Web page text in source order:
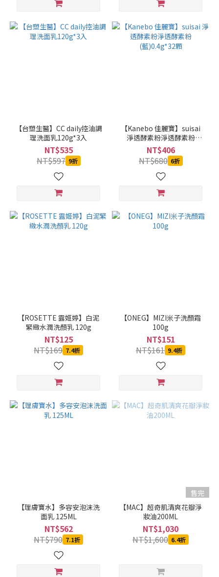
【台塑生醫】CC daily控油調
理洗面乳120g*3入
NT$535
NT$597 9折
【Kanebo 佳麗寶】suisai
淨透酵素粉淨透酵素粉
(藍)0.4g*32顆
NT$406
NT$680 6折
【ROSETTE 露姬婷】白泥
緊緻水潤洗顏乳 120g
NT$125
NT$169 7.4折
【ONEG】MIZI米子洗顏霜
100g
NT$151
NT$161 9.4折
【理膚寶水】多容安泡沫洗
面乳 125ML
NT$562
NT$790 7.1折
售完
【MAC】超奇肌清爽花瓣淨
妝油200ML
NT$1,030
NT$1,600 6.4折